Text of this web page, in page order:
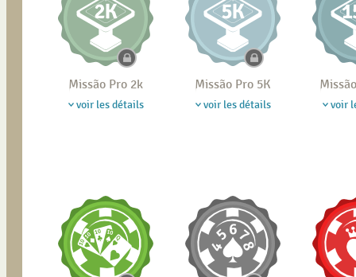
Missão Pro 2k
voir les détails
Missão Pro 5K
voir les détails voir